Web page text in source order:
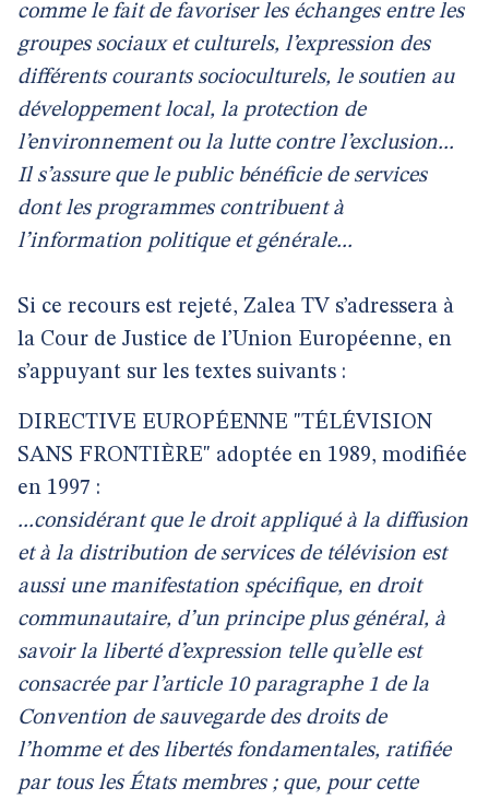
comme le fait de favoriser les échanges entre les
groupes sociaux et culturels, l’expression des
différents courants socioculturels, le soutien au
développement local, la protection de
l’environnement ou la lutte contre l’exclusion...
Il s’assure que le public bénéficie de services
dont les programmes contribuent à
l’information politique et générale...
Si ce recours est rejeté, Zalea TV s’adressera à
la Cour de Justice de l’Union Européenne, en
s’appuyant sur les textes suivants :
DIRECTIVE EUROPÉENNE "TÉLÉVISION
SANS FRONTIÈRE" adoptée en 1989, modifiée
en 1997 :
...considérant que le droit appliqué à la diffusion
et à la distribution de services de télévision est
aussi une manifestation spécifique, en droit
communautaire, d’un principe plus général, à
savoir la liberté d’expression telle qu’elle est
consacrée par l’article 10 paragraphe 1 de la
Convention de sauvegarde des droits de
l’homme et des libertés fondamentales, ratifiée
par tous les États membres ; que, pour cette